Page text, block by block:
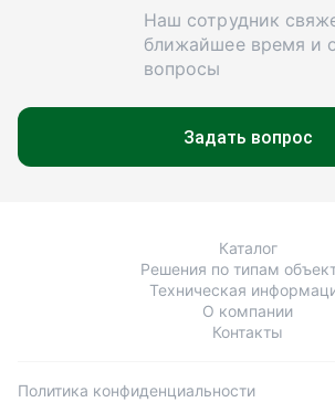
Наш сотрудник
ближайшее время и
вопросы
Задать вопрос
Каталог
Решения по типам
Техническая
О компании
Контакты
Политика конфиденциальности